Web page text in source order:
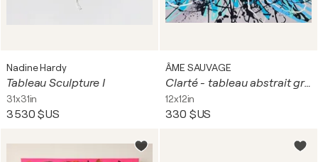
Nadine Hardy
Tableau Sculpture I
31x31in
3 530 $US
ÂME SAUVAGE
Clarté - tableau abstrait gris et bleu
12x12in
330 $US